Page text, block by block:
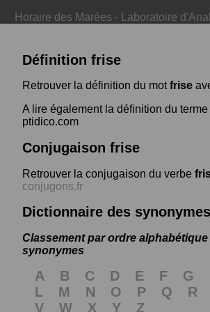
Horaire des Marées - Laboratoire
Définition frise
Retrouver la définition du motfrise
A lire également la définition du terme
ptidico.com
Conjugaison frise
Retrouver la conjugaison du verbe
conjugons.fr
Dictionnaire des synonymes
Classement par ordre alphabétique
synonymes
A B C D E F G
L
M N O P Q R
V
W X Y Z